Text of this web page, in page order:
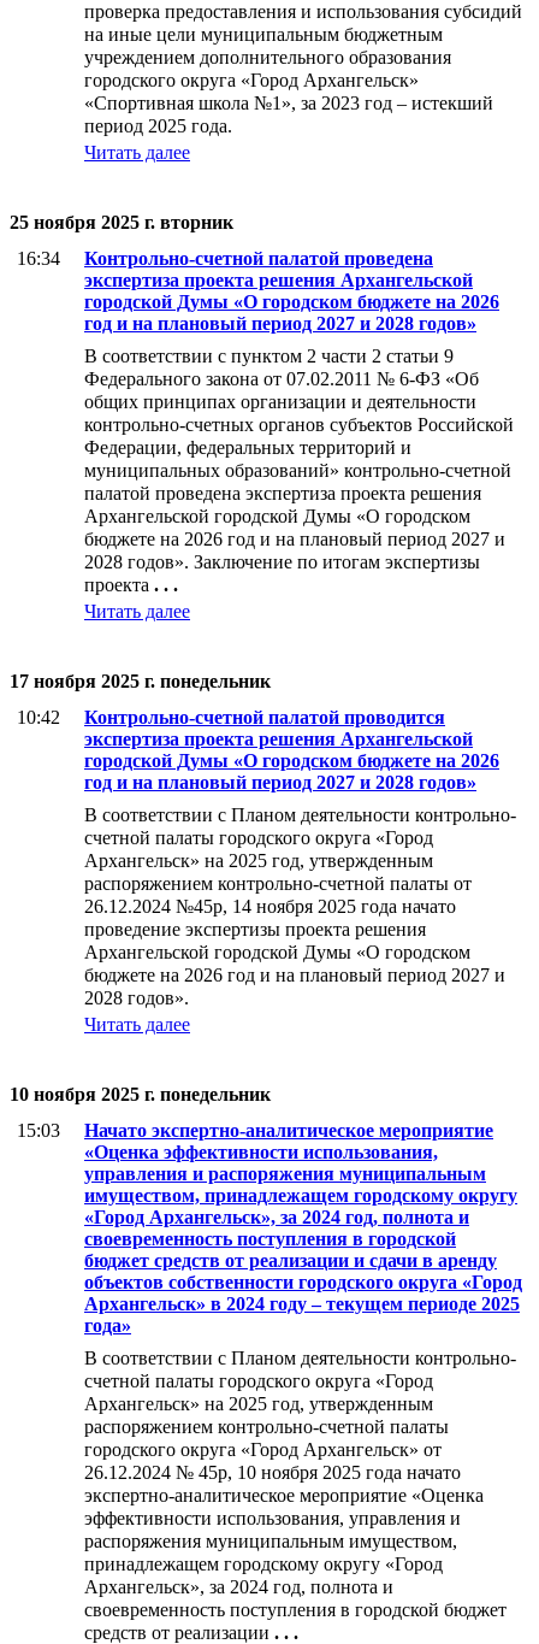
проверка предоставления и использования субсидий
на иные цели муниципальным бюджетным
учреждением дополнительного образования
городского округа «Город Архангельск»
«Спортивная школа №1», за 2023 год – истекший
период 2025 года.
Читать далее
25 ноября 2025 г. вторник
16:34
Контрольно-счетной палатой проведена
экспертиза проекта решения Архангельской
городской Думы «О городском бюджете на 2026
год и на плановый период 2027 и 2028 годов»
В соответствии с пунктом 2 части 2 статьи 9
Федерального закона от 07.02.2011 № 6-ФЗ «Об
общих принципах организации и деятельности
контрольно-счетных органов субъектов Российской
Федерации, федеральных территорий и
муниципальных образований» контрольно-счетной
палатой проведена экспертиза проекта решения
Архангельской городской Думы «О городском
бюджете на 2026 год и на плановый период 2027 и
2028 годов». Заключение по итогам экспертизы
проекта . . .
Читать далее
17 ноября 2025 г. понедельник
10:42
Контрольно-счетной палатой проводится
экспертиза проекта решения Архангельской
городской Думы «О городском бюджете на 2026
год и на плановый период 2027 и 2028 годов»
В соответствии с Планом деятельности контрольно-
счетной палаты городского округа «Город
Архангельск» на 2025 год, утвержденным
распоряжением контрольно-счетной палаты от
26.12.2024 №45р, 14 ноября 2025 года начато
проведение экспертизы проекта решения
Архангельской городской Думы «О городском
бюджете на 2026 год и на плановый период 2027 и
2028 годов».
Читать далее
10 ноября 2025 г. понедельник
15:03
Начато экспертно-аналитическое мероприятие
«Оценка эффективности использования,
управления и распоряжения муниципальным
имуществом, принадлежащем городскому округу
«Город Архангельск», за 2024 год, полнота и
своевременность поступления в городской
бюджет средств от реализации и сдачи в аренду
объектов собственности городского округа «Город
Архангельск» в 2024 году – текущем периоде 2025
года»
В соответствии с Планом деятельности контрольно-
счетной палаты городского округа «Город
Архангельск» на 2025 год, утвержденным
распоряжением контрольно-счетной палаты
городского округа «Город Архангельск» от
26.12.2024 № 45р, 10 ноября 2025 года начато
экспертно-аналитическое мероприятие «Оценка
эффективности использования, управления и
распоряжения муниципальным имуществом,
принадлежащем городскому округу «Город
Архангельск», за 2024 год, полнота и
своевременность поступления в городской бюджет
средств от реализации . . .